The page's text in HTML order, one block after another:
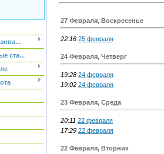
ста...
27 Февраля, Воскресенье
22:16 25 февраля
24 Февраля, Четверг
19:28 24 февраля
19:02 24 февраля
23 Февраля, Среда
20:11 22 февраля
17:29 22 февраля
22 Февраля, Вторник